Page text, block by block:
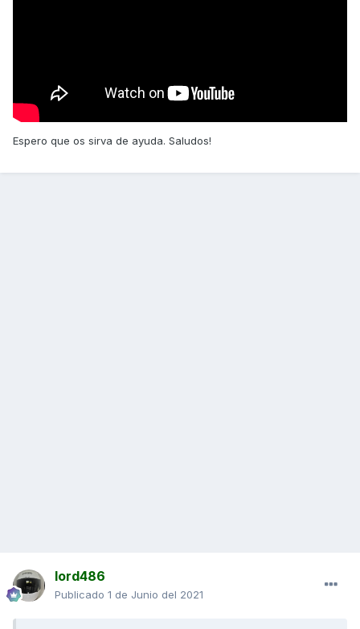
Espero que os sirva de ayuda. Saludos!
lord486
Publicado 1 de Junio del 2021